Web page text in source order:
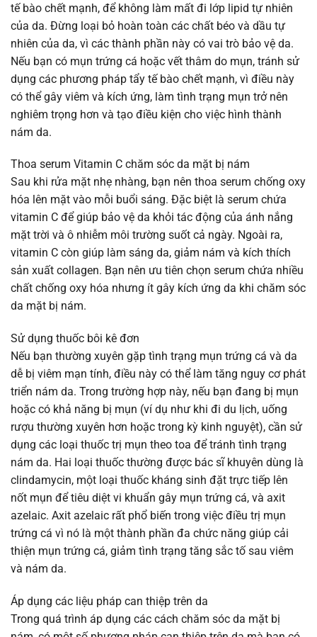
tế bào chết mạnh, để không làm mất đi lớp lipid tự nhiên
của da. Đừng loại bỏ hoàn toàn các chất béo và dầu tự
nhiên của da, vì các thành phần này có vai trò bảo vệ da.
Nếu bạn có mụn trứng cá hoặc vết thâm do mụn, tránh sử
dụng các phương pháp tẩy tế bào chết mạnh, vì điều này
có thể gây viêm và kích ứng, làm tình trạng mụn trở nên
nghiêm trọng hơn và tạo điều kiện cho việc hình thành
nám da.
Thoa serum Vitamin C chăm sóc da mặt bị nám
Sau khi rửa mặt nhẹ nhàng, bạn nên thoa serum chống oxy
hóa lên mặt vào mỗi buổi sáng. Đặc biệt là serum chứa
vitamin C để giúp bảo vệ da khỏi tác động của ánh nắng
mặt trời và ô nhiễm môi trường suốt cả ngày. Ngoài ra,
vitamin C còn giúp làm sáng da, giảm nám và kích thích
sản xuất collagen. Bạn nên ưu tiên chọn serum chứa nhiều
chất chống oxy hóa nhưng ít gây kích ứng da khi chăm sóc
da mặt bị nám.
Sử dụng thuốc bôi kê đơn
Nếu bạn thường xuyên gặp tình trạng mụn trứng cá và da
dễ bị viêm mạn tính, điều này có thể làm tăng nguy cơ phát
triển nám da. Trong trường hợp này, nếu bạn đang bị mụn
hoặc có khả năng bị mụn (ví dụ như khi đi du lịch, uống
rượu thường xuyên hơn hoặc trong kỳ kinh nguyệt), cần sử
dụng các loại thuốc trị mụn theo toa để tránh tình trạng
nám da. Hai loại thuốc thường được bác sĩ khuyên dùng là
clindamycin, một loại thuốc kháng sinh đặt trực tiếp lên
nốt mụn để tiêu diệt vi khuẩn gây mụn trứng cá, và axit
azelaic. Axit azelaic rất phổ biến trong việc điều trị mụn
trứng cá vì nó là một thành phần đa chức năng giúp cải
thiện mụn trứng cá, giảm tình trạng tăng sắc tố sau viêm
và nám da.
Áp dụng các liệu pháp can thiệp trên da
Trong quá trình áp dụng các cách chăm sóc da mặt bị